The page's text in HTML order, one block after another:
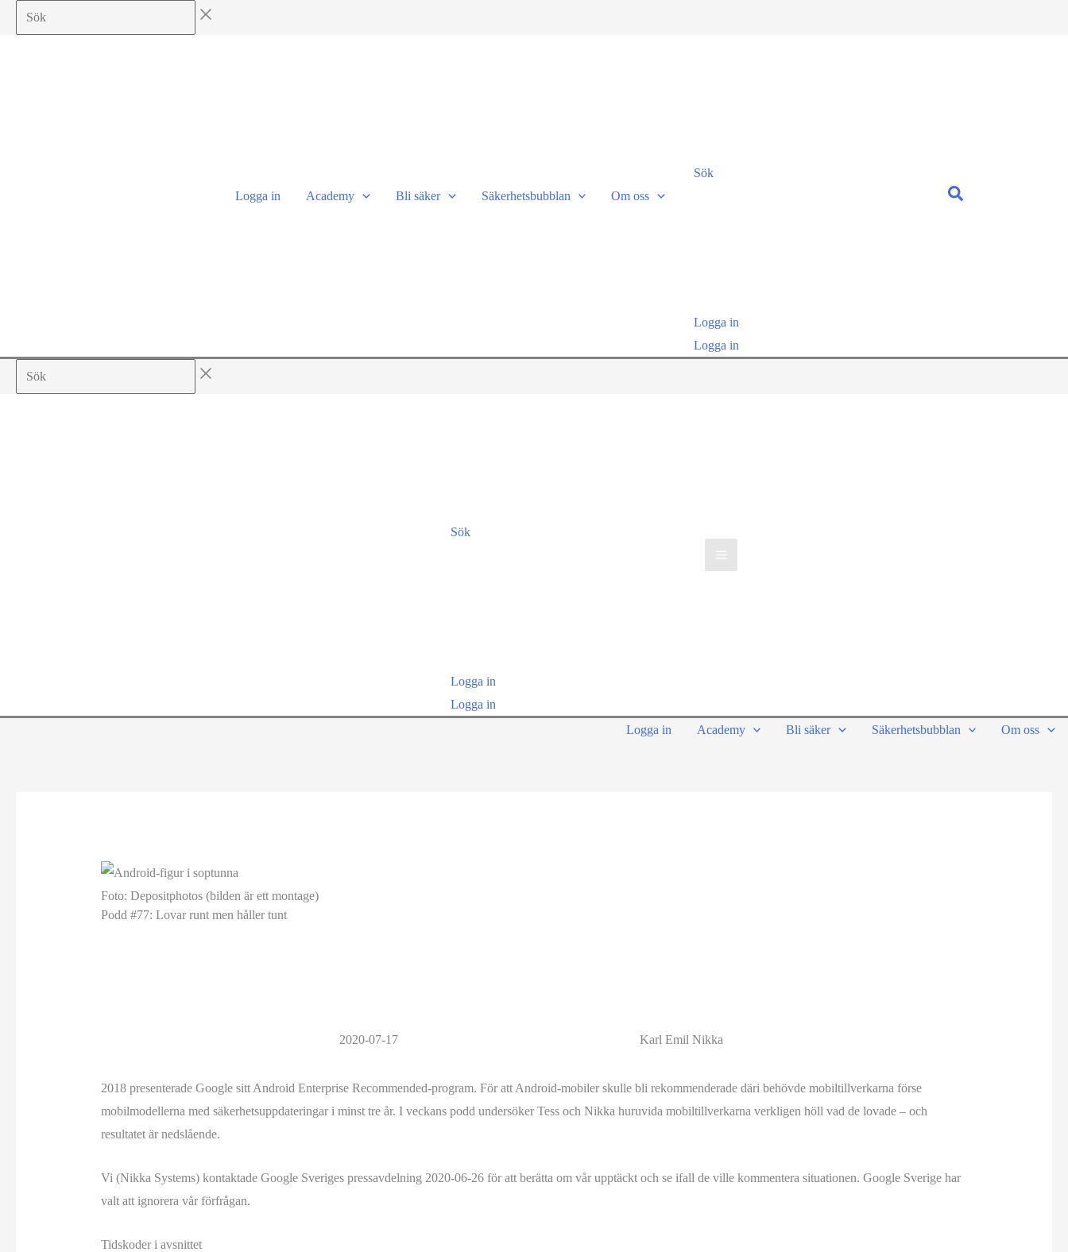
Hoppa
Logga in Academy Bli säker Säkerhetsbubblan Om oss
Sök
Logga in
Logga in
Sök
Logga in
Logga in
Logga in
Academy Bli säker Säkerhetsbubblan Om oss
Foto: Depositphotos (bilden är ett montage)
Podd #77: Lovar runt men håller tunt
2020-07-17 Karl Emil Nikka
2018 presenterade Google sitt Android Enterprise Recommended-program. För att Android-mobiler skulle bli rekommenderade däri behövde mobiltillverkarna förse
mobilmodellerna med säkerhetsuppdateringar i minst tre år. I veckans podd undersöker Tess och Nikka huruvida mobiltillverkarna verkligen höll vad de lovade – och
resultatet är nedslående.
Vi (Nikka Systems) kontaktade Google Sveriges pressavdelning 2020-06-26 för att berätta om vår upptäckt och se ifall de ville kommentera situationen. Google Sverige har
valt att ignorera vår förfrågan.
Tidskoder i avsnittet